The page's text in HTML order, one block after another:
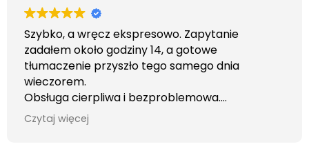
Szybko, a wręcz ekspresowo. Zapytanie
zadałem około godziny 14, a gotowe
tłumaczenie przyszło tego samego dnia
wieczorem.
Obsługa cierpliwa i bezproblemowa.
Otrzymałem wszelkie informacje i porady jaka
usługa będzie dla mnie najlepsza. Faktura także
Czytaj więcej